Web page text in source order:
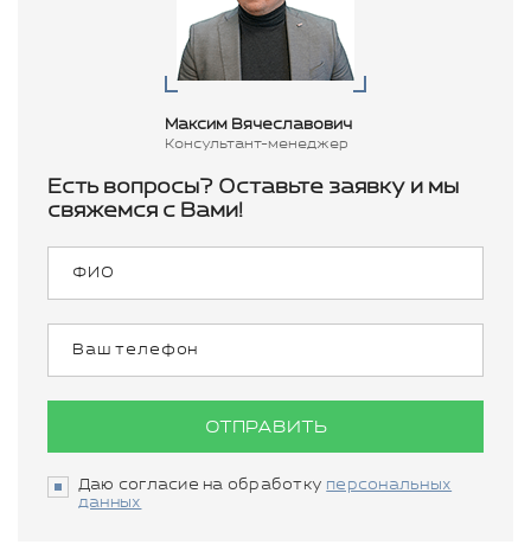
Максим Вячеславович
Консультант-менеджер
Есть вопросы? Оставьте заявку и мы
свяжемся с Вами!
ОТПРАВИТЬ
Даю согласие на обработку персональных
данных